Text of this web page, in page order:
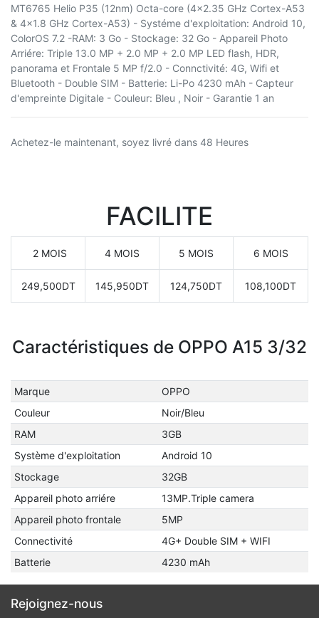
MT6765 Helio P35 (12nm) Octa-core (4x2.35 GHz Cortex-A53
& 4x1.8 GHz Cortex-A53) - Systéme d'exploitation: Android 10,
ColorOS 7.2 -RAM: 3 Go - Stockage: 32 Go - Appareil Photo
Arriére: Triple 13.0 MP + 2.0 MP + 2.0 MP LED flash, HDR,
panorama et Frontale 5 MP f/2.0 - Connctivité: 4G, Wifi et
Bluetooth - Double SIM - Batterie: Li-Po 4230 mAh - Capteur
d'empreinte Digitale - Couleur: Bleu , Noir - Garantie 1 an
Achetez-le maintenant, soyez livré dans 48 Heures
FACILITE
2 MOIS 4 MOIS 5 MOIS 6 MOIS
249,500DT 145,950DT 124,750DT 108,100DT
Caractéristiques de OPPO A15 3/32
Marque
OPPO
Couleur
Noir/Bleu
RAM
3GB
Système d'exploitation
Android 10
Stockage
32GB
Appareil photo arriére
13MP.Triple camera
Appareil photo frontale
5MP
Connectivité
4G+ Double SIM + WIFI
Batterie
4230 mAh
Rejoignez-nous